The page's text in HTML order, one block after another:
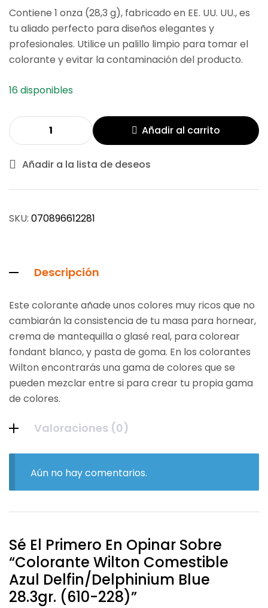
Contiene 1 onza (28,3 g), fabricado en EE. UU. UU., es
tu aliado perfecto para diseños elegantes y
profesionales. Utilice un palillo limpio para tomar el
colorante y evitar la contaminación del producto.
16 disponibles
Añadir al carrito
Añadir a la lista de deseos
SKU: 070896612281
Descripción
Este colorante añade unos colores muy ricos que no
cambiarán la consistencia de tu masa para hornear,
crema de mantequilla o glasé real, para colorear
fondant blanco, y pasta de goma. En los colorantes
Wilton encontrarás una gama de colores que se
pueden mezclar entre si para crear tu propia gama
de colores.
Valoraciones (0)
Aún no hay comentarios.
Sé El Primero En Opinar Sobre
“Colorante Wilton Comestible
Azul Delfin/Delphinium Blue
28.3gr. (610-228)”